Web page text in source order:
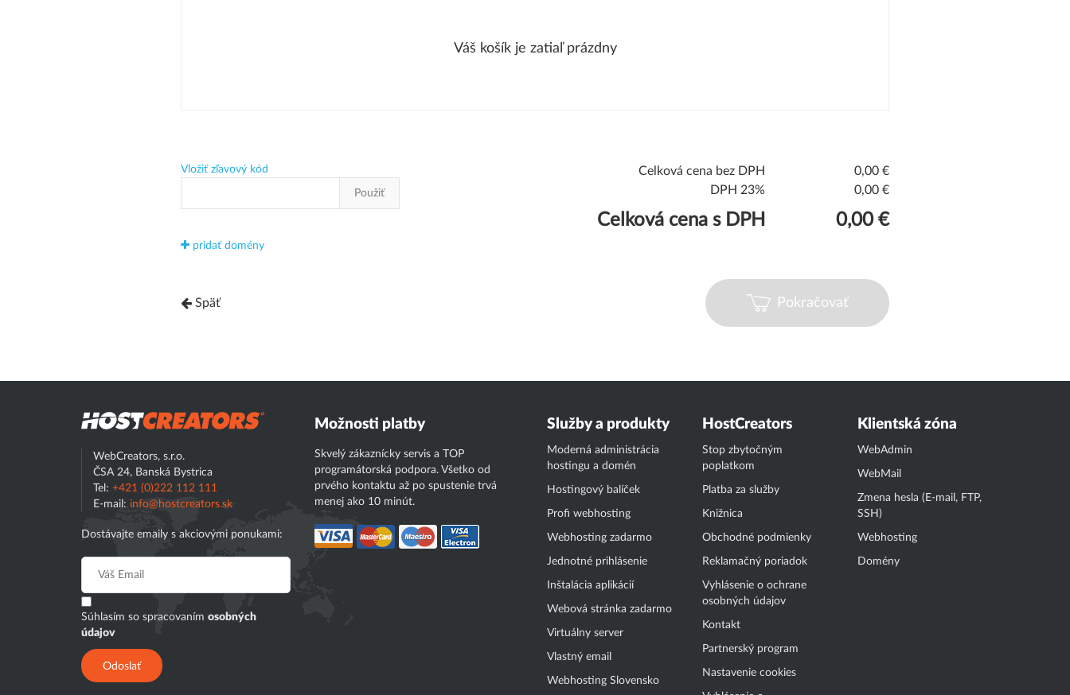
Váš košík je zatiaľ prázdny
Vložiť zľavový kód
Použiť
pridať domény
Celková cena bez DPH
0,00 €
DPH 23%
0,00 €
Celková cena s DPH 0,00 €
Späť Pokračovať
Hostcreator
WebCreators, s.r.o.
ČSA 24, Banská Bystrica
Tel: +421 (0)222 112 111
E-mail: info@hostcreators.sk
Dostávajte emaily s akciovými ponukami:
Súhlasím so spracovaním osobných
údajov
Odoslať
Možnosti platby
Skvelý zákaznícky servis a TOP
programátorská podpora. Všetko od
prvého kontaktu až po spustenie trvá
menej ako 10 minút.
Služby a produkty
Moderná administrácia
hostingu a domén
Hostingový balíček
Profi webhosting
Webhosting zadarmo
Jednotné prihlásenie
Inštalácia aplikácií
Webová stránka zadarmo
Virtuálny server
Vlastný email
Webhosting Slovensko
HostCreators
Stop zbytočným
poplatkom
Platba za služby
Knižnica
Obchodné podmienky
Reklamačný poriadok
Vyhlásenie o ochrane
osobných údajov
Kontakt
Partnerský program
Nastavenie cookies
Klientská zóna
WebAdmin
WebMail
Zmena hesla (E-mail, FTP,
SSH)
Webhosting
Domény